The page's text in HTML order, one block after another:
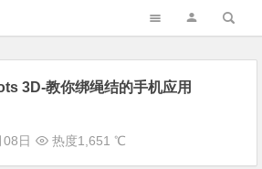
3D-教你绑绳结的手机应用
08日 热度1,651 ℃